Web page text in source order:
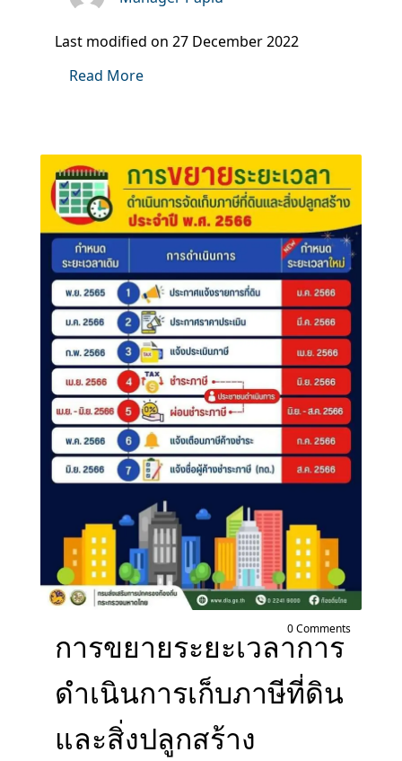
Last modified on 27 December 2022
Read More
0 Comments
การขยายระยะเวลาการ
ดำเนินการเก็บภาษีที่ดิน
และสิ่งปลูกสร้าง